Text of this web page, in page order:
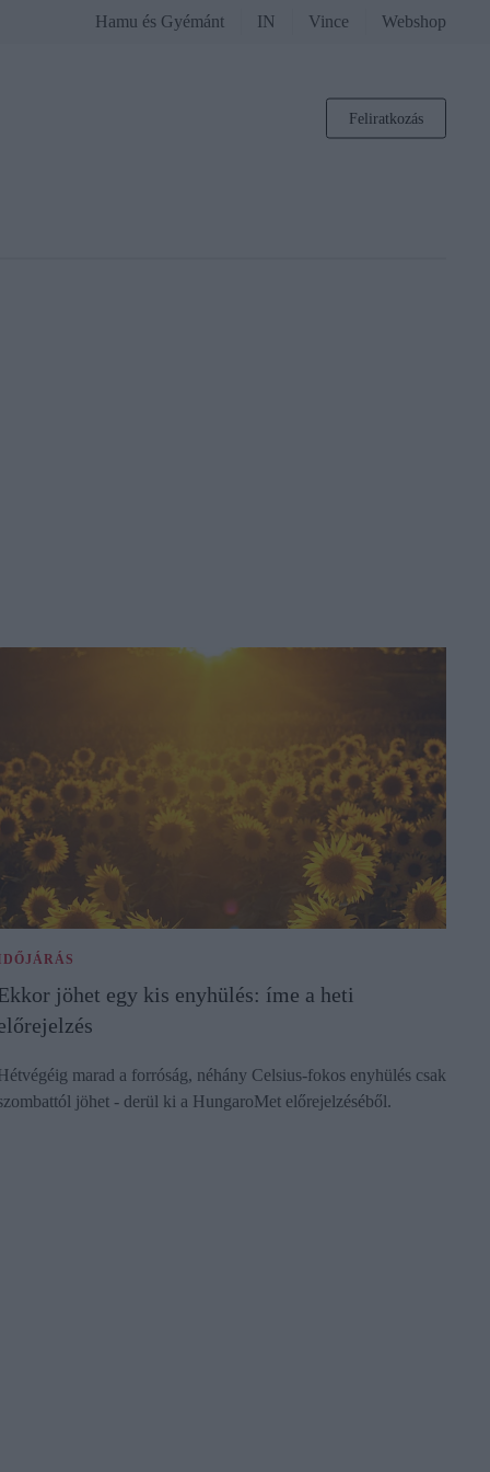
Hamu és Gyémánt IN Vince Webshop
Feliratkozás
IDŐJÁRÁS
jöhet egy kis enyhülés: íme a heti
marad a forróság, néhány Celsius-fokos enyhülés csak
jöhet - derül ki a HungaroMet előrejelzéséből.